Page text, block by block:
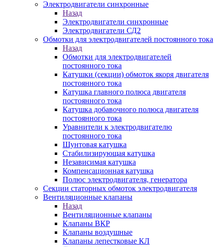
Электродвигатели синхронные
Назад
Электродвигатели синхронные
Электродвигатели СД2
Обмотки для электродвигателей постоянного тока
Назад
Обмотки для электродвигателей
постоянного тока
Катушки (секции) обмоток якоря двигателя
постоянного тока
Катушка главного полюса двигателя
постоянного тока
Катушка добавочного полюса двигателя
постоянного тока
Уравнители к электродвигателю
постоянного тока
Шунтовая катушка
Стабилизирующая катушка
Независимая катушка
Компенсационная катушка
Полюс электродвигателя, генератора
Секции статорных обмоток электродвигателя
Вентиляционные клапаны
Назад
Вентиляционные клапаны
Клапаны ВКР
Клапаны воздушные
Клапаны лепестковые КЛ